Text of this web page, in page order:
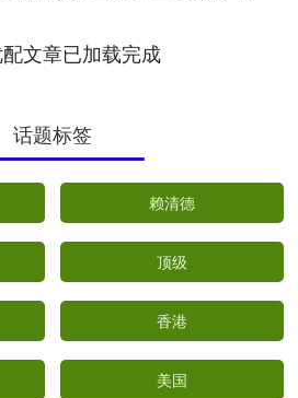
文章已加载完成
话题标签
赖清德
顶级
香港
美国